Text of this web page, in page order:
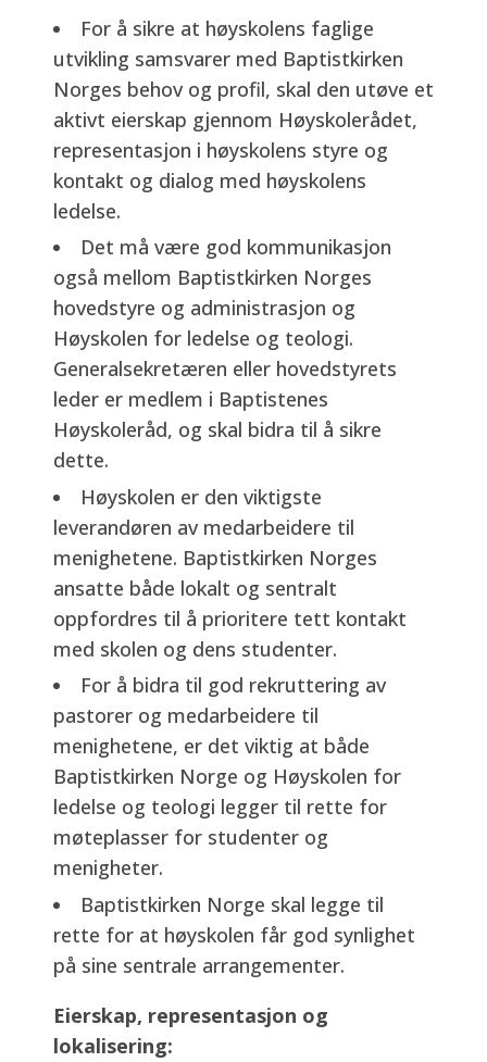
For å sikre at høyskolens faglige
utvikling samsvarer med Baptistkirken
Norges behov og profil, skal den utøve et
aktivt eierskap gjennom Høyskolerådet,
representasjon i høyskolens styre og
kontakt og dialog med høyskolens
ledelse.
Det må være god kommunikasjon
også mellom Baptistkirken Norges
hovedstyre og administrasjon og
Høyskolen for ledelse og teologi.
Generalsekretæren eller hovedstyrets
leder er medlem i Baptistenes
Høyskoleråd, og skal bidra til å sikre
dette.
Høyskolen er den viktigste
leverandøren av medarbeidere til
menighetene. Baptistkirken Norges
ansatte både lokalt og sentralt
oppfordres til å prioritere tett kontakt
med skolen og dens studenter.
For å bidra til god rekruttering av
pastorer og medarbeidere til
menighetene, er det viktig at både
Baptistkirken Norge og Høyskolen for
ledelse og teologi legger til rette for
møteplasser for studenter og
menigheter.
Baptistkirken Norge skal legge til
rette for at høyskolen får god synlighet
på sine sentrale arrangementer.
Eierskap, representasjon og
lokalisering: